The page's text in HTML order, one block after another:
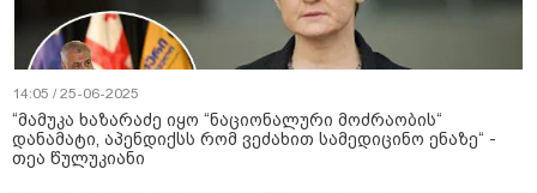
14:05 / 25-06-2025
“მამუკა ხაზარაძე იყო “ნაციონალური მოძრაობის“
დანამატი, აპენდიქსს რომ ვეძახით სამედიცინო ენაზე“ -
თეა წულუკიანი